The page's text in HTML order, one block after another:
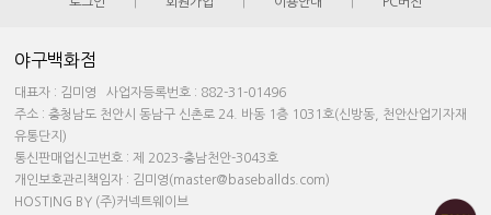
야구백화점
대표자 : 김미영 사업자등록번호 : 882-31-01496
주소 : 충청남도 천안시 동남구 신촌로 24. 바동 1층 1031호(신방동, 천안산업기자재
유통단지)
통신판매업신고번호 : 제 2023-충남천안-3043호
개인보호관리책임자 : 김미영(master@baseballds.com)
HOSTING BY (주)커넥트웨이브